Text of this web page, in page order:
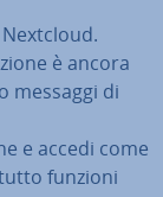
è ancora
messaggi di
e accedi come
funzioni